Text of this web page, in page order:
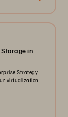
Storage in
Strategy
virtualization